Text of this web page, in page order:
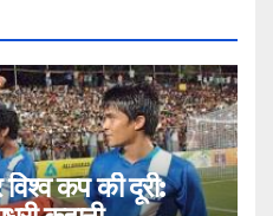
कप की दूरी: